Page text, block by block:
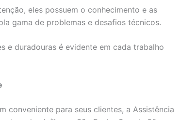
eles possuem o conhecimento e as
gama de problemas e desafios técnicos.
e duradouras é evidente em cada trabalho
conveniente para seus clientes, a Assistência